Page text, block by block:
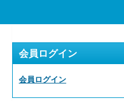
会員ログイン
会員ログイン